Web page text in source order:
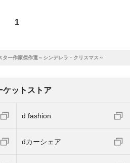
1
ター作家傑作選～シンデレラ・クリスマス～
ケットストア
d fashion
dカーシェア